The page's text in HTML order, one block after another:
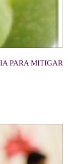
PARA MITIGAR